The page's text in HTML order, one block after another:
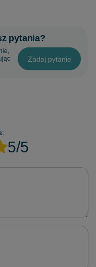
pytania?
Zadaj pytanie
5/5